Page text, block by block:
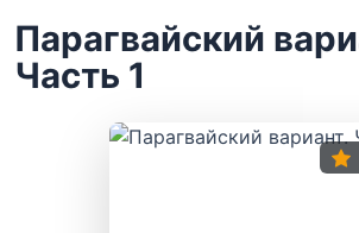
Парагвайский
Часть 1